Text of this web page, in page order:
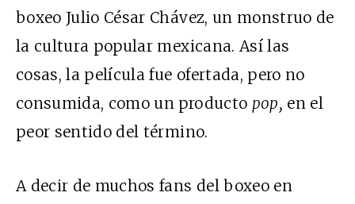
boxeo Julio César Chávez, un monstruo de
la cultura popular mexicana. Así las
cosas, la película fue ofertada, pero no
consumida, como un producto pop, en el
peor sentido del término.
A decir de muchos fans del boxeo en